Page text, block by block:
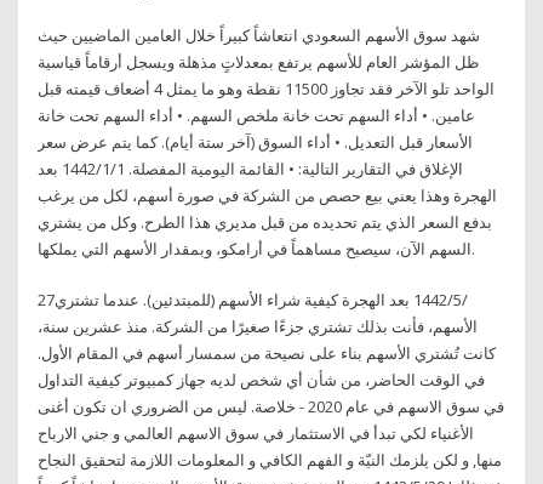
شهد سوق الأسهم السعودي انتعاشاً كبيراً خلال العامين الماضيين حيث
ظل المؤشر العام للأسهم يرتفع بمعدلاتٍ مذهلة ويسجل أرقاماً قياسية
الواحد تلو الآخر فقد تجاوز 11500 نقطة وهو ما يمثل 4 أضعاف قيمته قبل
عامين. • أداء السهم تحت خانة ملخص السهم. • أداء السهم تحت خانة
الأسعار قبل التعديل. • أداء السوق (آخر ستة أيام). كما يتم عرض سعر
الإغلاق في التقارير التالية: • القائمة اليومية المفصلة. 1‏‏/1‏‏/1442 بعد
الهجرة وهذا يعني بيع حصص من الشركة في صورة أسهم، لكل من يرغب
بدفع السعر الذي يتم تحديده من قبل مديري هذا الطرح. وكل من يشتري
السهم الآن، سيصبح مساهماً في أرامكو، وبمقدار الأسهم التي يملكها.
27‏‏/5‏‏/1442 بعد الهجرة كيفية شراء الأسهم (للمبتدئين). عندما تشتري
الأسهم، فأنت بذلك تشتري جزءًا صغيرًا من الشركة. منذ عشرين سنة،
كانت تُشتري الأسهم بناء على نصيحة من سمسار أسهم في المقام الأول.
في الوقت الحاضر، من شأن أي شخص لديه جهاز كمبيوتر كيفية التداول
في سوق الاسهم في عام 2020 - خلاصة. ليس من الضروري ان تكون أغنى
الأغنياء لكي تبدأ في الاستثمار في سوق الاسهم العالمي و جني الارباح
منها, و لكن يلزمك النيّة و الفهم الكافي و المعلومات اللازمة لتحقيق النجاح